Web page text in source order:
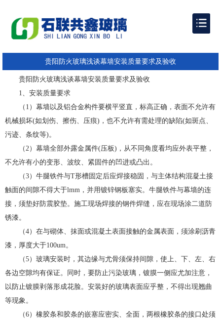
贵阳防火玻璃浅谈幕墙安装质量要求及验收
贵阳防火玻璃浅谈幕墙安装质量要求及验收
1、安装质量要求
（1）幕墙以及铝合金构件要横平竖直，标高正确，表面不允许有
机械损坏(如划伤、擦伤、压痕)，也不允许有需处理的缺陷(如斑点、
污迹、条纹等)。
（2）幕墙全部外露金属件(压板)，从不同角度看均应外表平整，
不允许有小的变形、波纹、紧固件的凹进或凸出。
（3）牛腿铁件与T形槽固定后应焊接稳固，与主体结构混凝土接
触面的间隙不得大于lmm，并用镀锌钢板塞实。牛腿铁件与幕墙的连
接，须垫好防震胶垫。施工现场焊接的钢件焊缝，应在现场涂二道防
锈漆。
（4）在与砌体、抹面或混凝土表面接触的金属表面，须涂刷沥青
漆，厚度大于100um。
（5）玻璃安装时，其边缘与尤骨须保持间隙，使上、下、左、右
各边空隙均有保证。同时，要防止污染玻璃，镀膜一侧应尤加注意，
以防止镀膜剥落形成花脸。安装好的玻璃表面应乎整，不得出现翘曲
等现象。
（6）橡胶条和胶条的嵌塞应密实、全面，两根橡胶条的接口处须